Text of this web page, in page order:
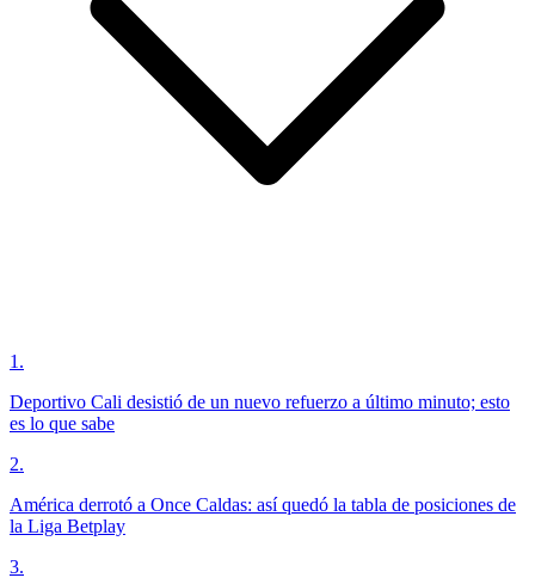
1 .
Deportivo Cali desistió de un nuevo refuerzo a último minuto; esto
es lo que sabe
2.
América derrotó a Once Caldas: así quedó la tabla de posiciones de
la Liga Betplay
3.